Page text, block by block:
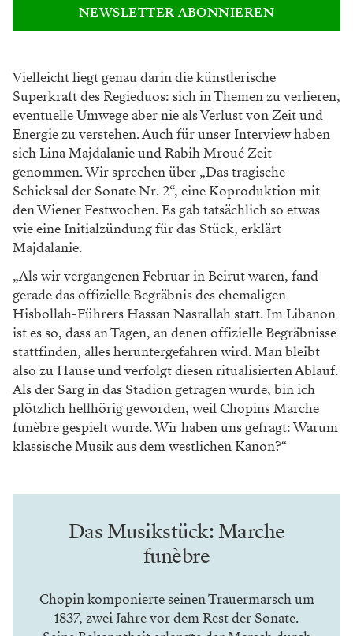
NEWSLETTER ABONNIEREN
Vielleicht liegt genau darin die künstlerische
Superkraft des Regieduos: sich in Themen zuverlieren,
eventuelle Umwege aber nie als Verlustvon Zeit und
Energie zu verstehen. Auch fürunser Interview haben
sich Lina Majdalanie undRabih Mroué Zeit
genommen. Wir sprechenüber „Das tragische
Schicksal der Sonate Nr.2“, eine Koproduktion mit
den Wiener Festwochen. Es gab tatsächlich so etwas
wie eine Initialzündung für das Stück, erklärt
Majdalanie.
„Als wir vergangenen Februar in Beirut waren, fand
gerade das offizielle Begräbnis des ehemaligen
Hisbollah-Führers Hassan Nasrallah statt. Im Libanon
ist es so, dass an Tagen, an denen offizielle Begräbnisse
stattfinden, alles heruntergefahren wird. Man bleibt
also zu Hause und verfolgt diesen ritualisiertenAblauf.
Als der Sarg in das Stadion getragenwurde, bin ich
plötzlich hellhörig geworden, weil Chopins Marche
funèbre gespielt wurde.Wir haben uns gefragt: Warum
klassische Musikaus dem westlichen Kanon?“
Das Musikstück: Marche
funèbre
Chopin komponierte seinen Trauermarsch um
1837, zwei Jahre vor dem Rest der Sonate.